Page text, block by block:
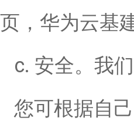
页，华为云基
c. 安全。我
您可根据自